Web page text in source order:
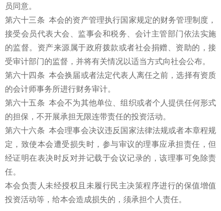
员同意。
第六十三条 本会的资产管理执行国家规定的财务管理制度，
接受会员代表大会、监事会和税务、会计主管部门依法实施
的监督。资产来源属于政府拨款或者社会捐赠、资助的，接
受审计部门的监督，并将有关情况以适当方式向社会公布。
第六十四条 本会换届或者法定代表人离任之前，选择有资质
的会计师事务所进行财务审计。
第六十五条 本会不为其他单位、组织或者个人提供任何形式
的担保，不开展承担无限连带责任的投资活动。
第六十六条 本会理事会决议违反国家法律法规或者本章程规
定，致使本会遭受损失时，参与审议的理事应承担责任，但
经证明在表决时反对并记载于会议记录的，该理事可免除责
任。
本会负责人未经授权且未履行民主决策程序进行的保值增值
投资活动等，给本会造成损失的，须承担个人责任。